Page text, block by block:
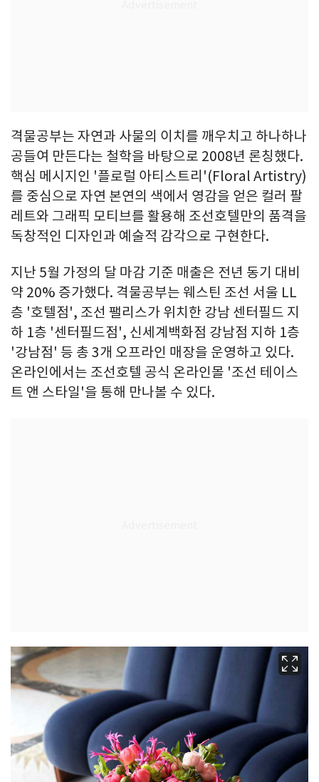
격물공부는 자연과 사물의 이치를 깨우치고 하나하나
공들여 만든다는 철학을 바탕으로 2008년 론칭했다.
핵심 메시지인 '플로럴 아티스트리'(Floral Artistry)
를 중심으로 자연 본연의 색에서 영감을 얻은 컬러 팔
레트와 그래픽 모티브를 활용해 조선호텔만의 품격을
독창적인 디자인과 예술적 감각으로 구현한다.
지난 5월 가정의 달 마감 기준 매출은 전년 동기 대비
약 20% 증가했다. 격물공부는 웨스틴 조선 서울 LL
층 '호텔점', 조선 팰리스가 위치한 강남 센터필드 지
하 1층 '센터필드점', 신세계백화점 강남점 지하 1층
'강남점' 등 총 3개 오프라인 매장을 운영하고 있다.
온라인에서는 조선호텔 공식 온라인몰 '조선 테이스
트 앤 스타일'을 통해 만나볼 수 있다.